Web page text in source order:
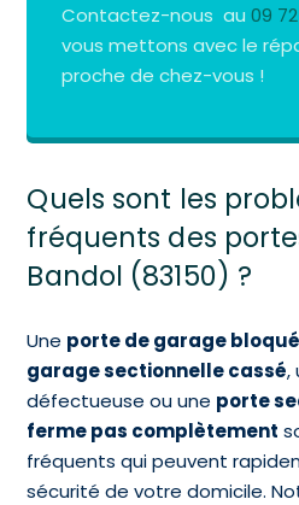
Contactez-nous au09
vous mettons avec le
proche de chez-vous !
Quels sont les
fréquents des
Bandol (83150) ?
Une porte de garage
garage sectionnelle cassé,
défectueuse ou une porte
ferme pas complètement
fréquents qui peuvent
sécurité de votre domicile.